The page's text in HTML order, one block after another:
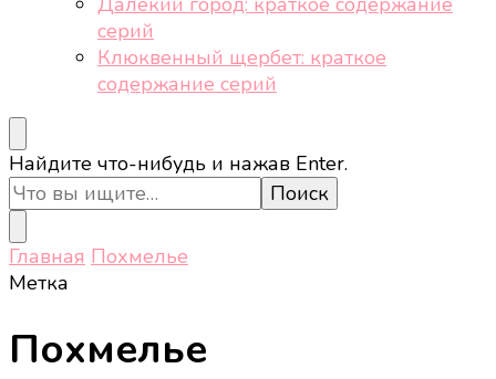
серий
Клюквенный щербет: краткое
содержание серий
Ищите
что-
то?
Найдите что-нибудь и нажав Enter.
Главная Похмелье
Метка
Похмелье